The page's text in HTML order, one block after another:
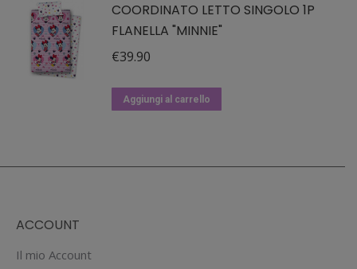
COORDINATO LETTO SINGOLO 1P
FLANELLA "MINNIE"
€39.90
Aggiungi al carrello
ACCOUNT
Il mio Account